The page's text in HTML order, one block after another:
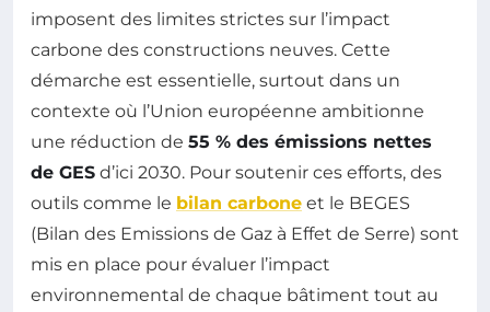
imposent des limites strictes sur l’impact
carbone des constructions neuves. Cette
démarche est essentielle, surtout dans un
contexte où l’Union européenne ambitionne
une réduction de 55 % des émissions nettes
de GES d’ici 2030. Pour soutenir ces efforts, des
outils comme le bilan carbone et le BEGES
(Bilan des Emissions de Gaz à Effet de Serre) sont
mis en place pour évaluer l’impact
environnemental de chaque bâtiment tout au